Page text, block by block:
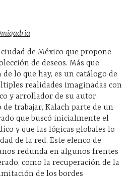
de México que propone
de deseos. Más que
lo que hay, es un catálogo de
realidades imaginadas con
y arrollador de su autor.
trabajar, Kalach parte de un
que buscó inicialmente el
y que las lógicas globales lo
de la red. Este elenco de
redunda en algunos frentes
como la recuperación de la
de los bordes